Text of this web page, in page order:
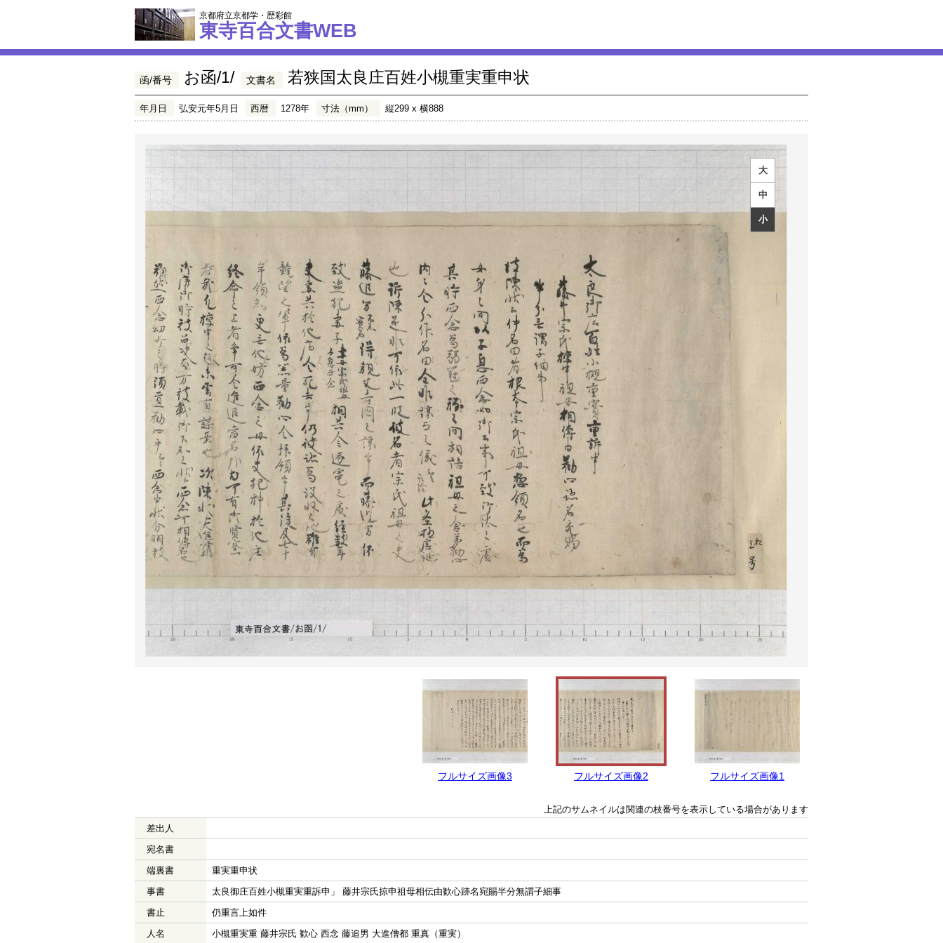
京都府立京都学・歴彩館
東寺百合文書WEB
函/番号 お函/1/ 文書名 若狭国太良庄百姓小槻重実重申状
年月日 弘安元年5月日 西暦 1278年 寸法（mm） 縦299 x 横888
大
中
小
フルサイズ画像3 フルサイズ画像2 フルサイズ画像1
上記のサムネイルは関連の枝番号を表示している場合があります
差出人
宛名書
端裏書
重実重申状
事書
太良御庄百姓小槻重実重訴申」 藤井宗氏掠申祖母相伝由歓心跡名宛賜半分無謂子細事
書止
仍重言上如件
人名
小槻重実重 藤井宗氏 歓心 西念 藤追男 大進僧都 重真（重実）